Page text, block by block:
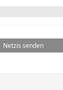
Netzis senden